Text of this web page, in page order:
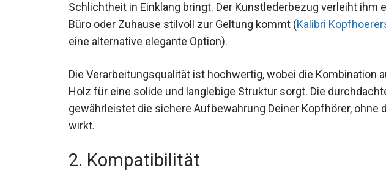
Schlichtheit in Einklang bringt. Der Kunstlederbezug verleiht ihm
Büro oder Zuhause stilvoll zur Geltung kommt (Kalibri
eine alternative elegante Option).
Die Verarbeitungsqualität ist hochwertig, wobei die Kombination
Holz für eine solide und langlebige Struktur sorgt. Die
gewährleistet die sichere Aufbewahrung Deiner Kopfhörer, ohne
wirkt.
2. Kompatibilität